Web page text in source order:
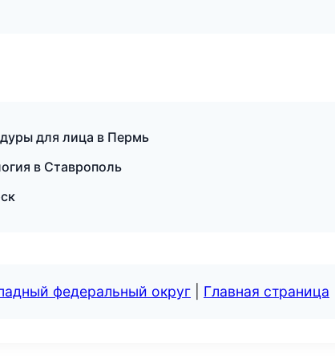
для лица в Пермь
в Ставрополь
федеральный округ Главная страница